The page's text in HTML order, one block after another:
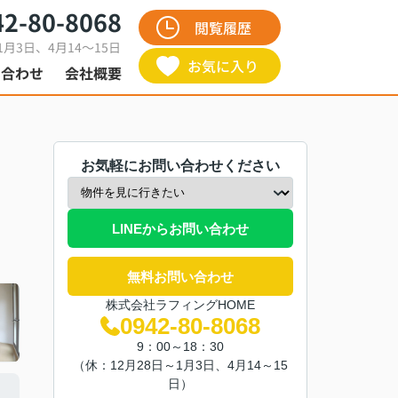
80-8068
3日、4月14～15日
わせ 会社概要
閲覧履歴
お気に入り
お気軽にお問い合わせください
LINEからお問い合わせ
無料お問い合わせ
株式会社ラフィングHOME
0942-80-8068
9：00～18：30
（休：12月28日～1月3日、4月14～15
日）